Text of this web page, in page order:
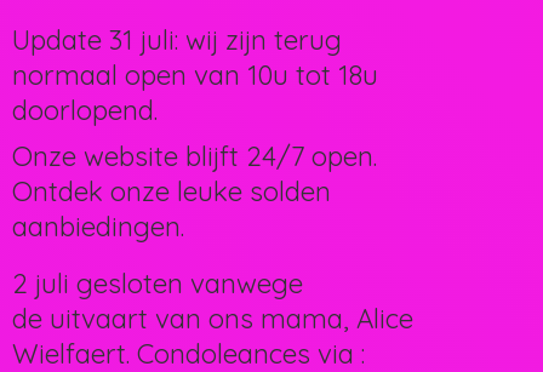
Update 31 juli: wij zijn terug
normaal open van 10u tot 18u
doorlopend.
Onze website blijft 24/7 open.
Ontdek onze leuke solden
aanbiedingen.
2 juli gesloten vanwege
de uitvaart van ons mama, Alice
Wielfaert. Condoleances via :